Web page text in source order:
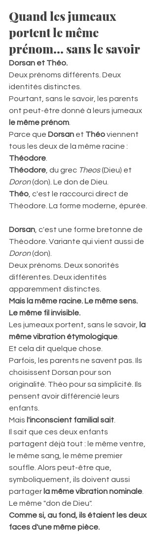
Quand les jumeaux
portent le même
prénom... sans le savoir
Dorsan et Théo.
Deux prénoms différents. Deux
identités distinctes.
Pourtant, sans le savoir, les parents
ont peut-être donné à leurs jumeaux
le même prénom
Parce que Dorsan et Théo viennent
tous les deux de la même racine :
Théodore
Théodore , du grec Theos (Dieu) et
Doron (don). Le don de Dieu.
Théo , c'est le raccourci direct de
Théodore. La forme moderne, épurée.
Dorsan , c'est une forme bretonne de
Théodore. Variante qui vient aussi de
Doron (don).
Deux prénoms. Deux sonorités
différentes. Deux identités
apparemment distinctes.
Mais la même racine. Le même sens.
Le même fil invisible.
Les jumeaux portent, sans le savoir,
la
même vibration étymologique
Et cela dit quelque chose.
Parfois, les parents ne savent pas. Ils
choisissent Dorsan pour son
originalité. Théo pour sa simplicité. Ils
pensent avoir différencié leurs
enfants.
Mais l'inconscient familial sait
Il sait que ces deux enfants
partagent déjà tout : le même ventre,
le même sang, le même premier
souffle. Alors peut-être que,
symboliquement, ils doivent aussi
partager la même vibration nominale
Le même "don de Dieu".
Comme si, au fond, ils étaient les deux
faces d'une même pièce.